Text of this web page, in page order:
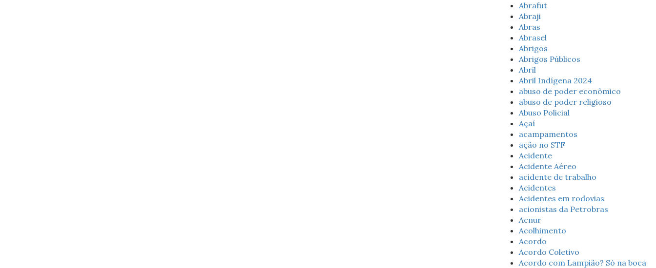
Abrafut
Abraji
Abras
Abrasel
Abrigos
Abrigos Públicos
Abril
Abril Indígena 2024
abuso de poder econômico
abuso de poder religioso
Abuso Policial
Açaí
acampamentos
ação no STF
Acidente
Acidente Aéreo
acidente de trabalho
Acidentes
Acidentes em rodovias
acionistas da Petrobras
Acnur
Acolhimento
Acordo
Acordo Coletivo
Acordo com Lampião? Só na boca